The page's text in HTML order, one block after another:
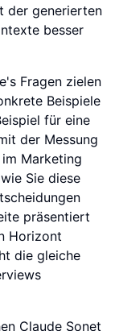
der generierten
besser
Fragen zielen
Beispiele
für eine
der Messung
Marketing
Sie diese
präsentiert
Horizont
die gleiche
Claude Sonet